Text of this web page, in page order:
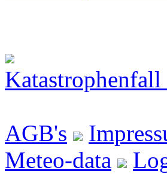
Katastrophenfall
AGB's
Meteo-data